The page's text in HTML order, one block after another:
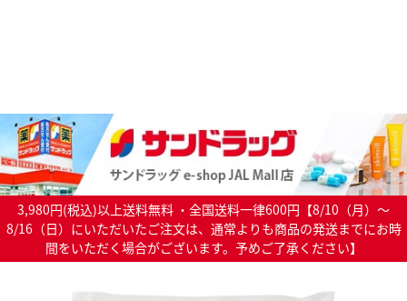
3,980円(税込)以上送料無料 ・全国送料一律600円【8/10（月）～
8/16（日）にいただいたご注文は、通常よりも商品の発送までにお時
間をいただく場合がございます。予めご了承ください】